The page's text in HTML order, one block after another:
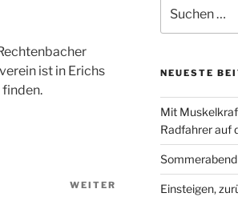
ist in Erichs
Nächster
WEITER
nach:
NEUESTE
Mit
Radfahrer auf
Einsteigen,